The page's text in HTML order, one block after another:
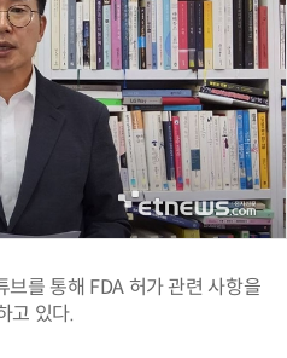
를 통해 FDA 허가 관련 사항을
고 있다.